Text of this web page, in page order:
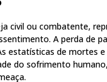
civil ou combatente,
A perda de
estatísticas de mortes
do sofrimento